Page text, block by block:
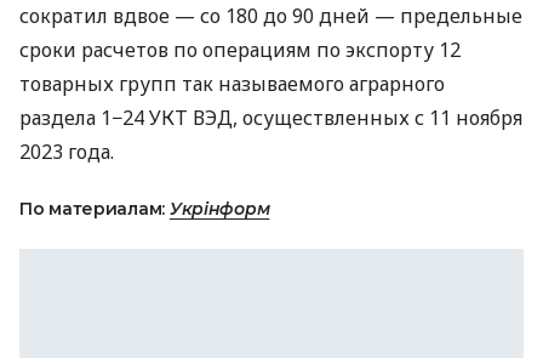
сократил вдвое — со 180 до 90 дней — предельные
сроки расчетов по операциям по экспорту 12
товарных групп так называемого аграрного
раздела 1−24 УКТ ВЭД, осуществленных с 11 ноября
2023 года.
По материалам: Укрінформ